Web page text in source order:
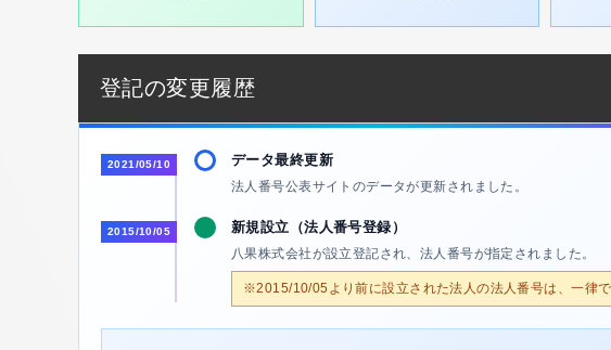
登記の変更履歴
2021/05/10 データ最終更新
法人番号公表サイトのデータが更新されました。
2015/10/05 新規設立（法人番号登録）
八果株式会社が設立登記され、法人番号が指定されました。
※2015/10/05より前に設立された法人の法人番号は、一律